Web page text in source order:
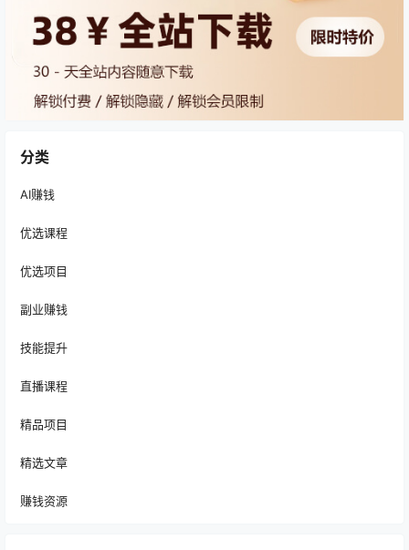
分类
AI赚钱
优选课程
优选项目
副业赚钱
技能提升
直播课程
精品项目
精选文章
赚钱资源